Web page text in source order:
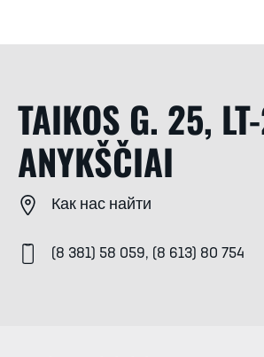
TAIKOS G. 25,
ANYKŠČIAI
Как нас найти
(8 381) 58 059, (8 613) 80 754